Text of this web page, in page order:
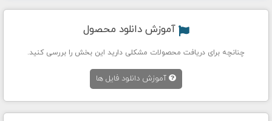
آموزش دانلود محصول
چنانچه برای دریافت محصولات مشکلی دارید این بخش را بررسی کنید.
آموزش دانلود فایل ها